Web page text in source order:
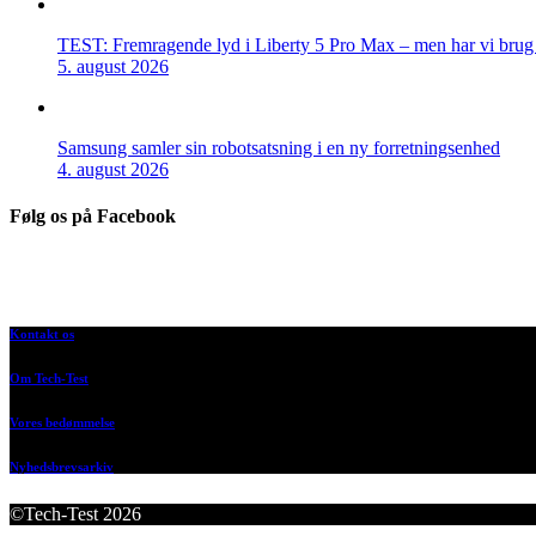
TEST: Fremragende lyd i Liberty 5 Pro Max – men har vi brug
5. august 2026
Samsung samler sin robotsatsning i en ny forretningsenhed
4. august 2026
Følg os på Facebook
Kontakt os
Om Tech-Test
Vores bedømmelse
Nyhedsbrevsarkiv
©Tech-Test 2026